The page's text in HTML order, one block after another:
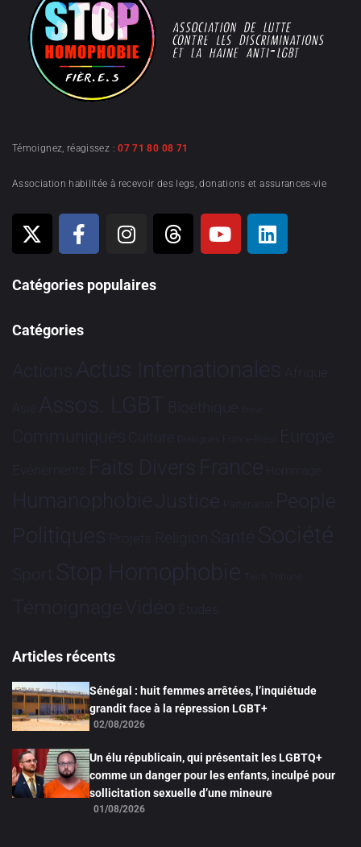
Témoignez, réagissez :07 71 80 08 71
Association habilitée à recevoir des legs, donations et assurances-vie
Catégories populaires
Catégories
Actions Actus Internationales Afrique
Asie Assos. LGBT Bioéthique Brève
Communiqués Culture Dialogues France-Brésil Europe
Evénements Faits Divers France Hommage
HumanophobieJustice Partenariat People
Politiques Projets Religion Santé Société
Sport Stop Homophobie Tech Tribune
TémoignageVidéo Études
Articles récents
Sénégal : huit femmes arrêtées, l’inquiétude
grandit face à la répression LGBT+
02/08/2026
Un élu républicain, qui présentait les LGBTQ+
comme un danger pour les enfants, inculpé pour
sollicitation sexuelle d’une mineure
01/08/2026